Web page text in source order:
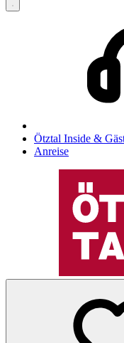
Ötztal Inside &
Anreise